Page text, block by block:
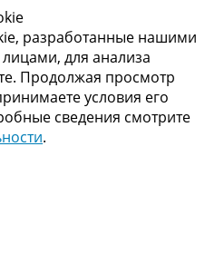
разработанные нашими
для анализа
Продолжая просмотр
условия его
сведения смотрите
.